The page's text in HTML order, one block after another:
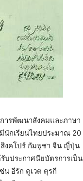
ารพัฒนาสังคมและภาษา
นักเรียนไทยประมาณ 20
สิงคโปร์ กัมพูชา จีน ญี่ปุ่น
บประกาศนียบัตรการเป็น
อีรัก คูเวต ตุรกี